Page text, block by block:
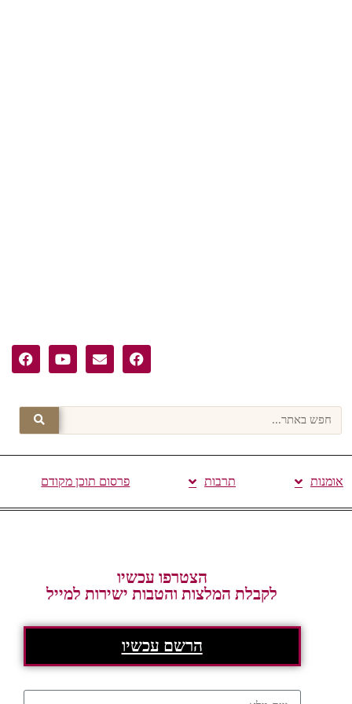
אומנות תרבות פרסום תוכן מקודם
הצטרפו עכשיו
לקבלת המלצות והטבות ישירות למייל
הרשם עכשיו